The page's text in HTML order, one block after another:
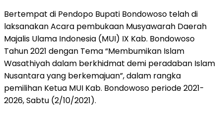
Bertempat di Pendopo Bupati Bondowoso telah di
laksanakan Acara pembukaan Musyawarah Daerah
Majalis Ulama Indonesia (MUI) IX Kab. Bondowoso
Tahun 2021 dengan Tema “Membumikan Islam
Wasathiyah dalam berkhidmat demi peradaban Islam
Nusantara yang berkemajuan”, dalam rangka
pemilihan Ketua MUI Kab. Bondowoso periode 2021-
2026, Sabtu (2/10/2021).